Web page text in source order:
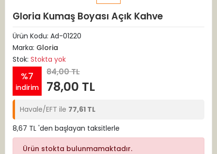
Gloria Kumaş Boyası Açık Kahve
Ürün Kodu: Ad-01220
Marka: Gloria
Stok: Stokta yok
%7
indirim
84,00 TL
78,00 TL
Havale/EFT ile 77,61 TL
8,67 TL 'den başlayan taksitlerle
Ürün stokta bulunmamaktadır.